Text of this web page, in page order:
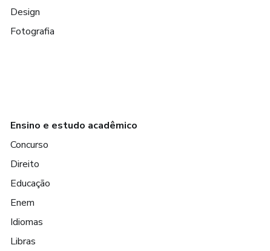
Design
Fotografia
Ensino e estudo acadêmico
Concurso
Direito
Educação
Enem
Idiomas
Libras